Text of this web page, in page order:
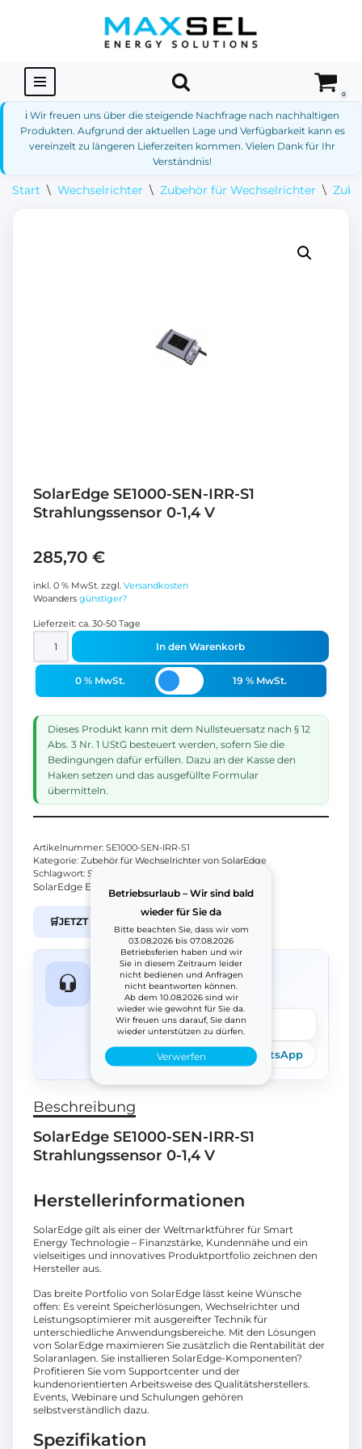
Betriebsurlaub – Wir sind bald
wieder für Sie da
Bitte beachten Sie, dass wir vom
03.08.2026 bis 07.08.2026
Betriebsferien haben und wir
Sie in diesem Zeitraum leider
nicht bedienen und Anfragen
nicht beantworten können.
Ab dem 10.08.2026 sind wir
wieder wie gewohnt für Sie da.
Wir freuen uns darauf, Sie dann
wieder unterstützen zu dürfen.
Verwerfen
springen
0
ℹ️ Wir freuen uns über die steigende Nachfrage nach nachhaltigen
Produkten. Aufgrund der aktuellen Lage und Verfügbarkeit kann es
vereinzelt zu längeren Lieferzeiten kommen. Vielen Dank für Ihr
Verständnis!
Start \ Wechselrichter \ Zubehör für Wechselrichter \
SolarEdge SE1000-SEN-IRR-S1
Strahlungssensor 0-1,4 V
285,70 €
inkl. 0 % MwSt. zzgl. Versandkosten
Woanders günstiger?
Lieferzeit: ca. 30-50 Tage
In den Warenkorb
0 % MwSt. 19 % MwSt.
Dieses Produkt kann mit dem Nullsteuersatz nach § 12
Abs. 3 Nr. 1 UStG besteuert werden, sofern Sie die
Bedingungen dafür erfüllen. Dazu an der Kasse den
Haken setzen und das ausgefüllte Formular
übermitteln.
Artikelnummer: SE1000-SEN-IRR-S1
Kategorie: Zubehör für Wechselrichter von SolarEdge
Schlagwort: SolarEdge
SolarEdge Einstrahlungssensor 0-1,4 V
🛒JETZT IM B2B SHOP KAUFEN
Fragen zum Produkt?
Wir helfen schnell weiter.
Frage stellen
E-Mail WhatsApp
Beschreibung
SolarEdge SE1000-SEN-IRR-S1
Strahlungssensor 0-1,4 V
Herstellerinformationen
SolarEdge gilt als einer der Weltmarktführer für Smart
Energy Technologie – Finanzstärke, Kundennähe und ein
vielseitiges und innovatives Produktportfolio zeichnen den
Hersteller aus.
Das breite Portfolio von SolarEdge lässt keine Wünsche
offen: Es vereint Speicherlösungen, Wechselrichter und
Leistungsoptimierer mit ausgereifter Technik für
unterschiedliche Anwendungsbereiche. Mit den Lösungen
von SolarEdge maximieren Sie zusätzlich die Rentabilität der
Solaranlagen. Sie installieren SolarEdge-Komponenten?
Profitieren Sie vom Supportcenter und der
kundenorientierten Arbeitsweise des Qualitätsherstellers.
Events, Webinare und Schulungen gehören
selbstverständlich dazu.
Spezifikation